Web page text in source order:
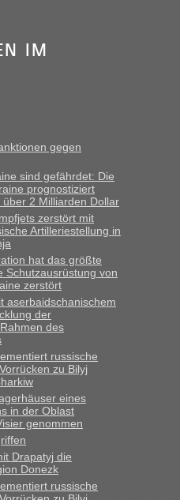
die Frau mit dabei ist.
immer unter
sagen dass das privat ist
So lange das nicht
das nicht neu sollte es
• Deklaration
ich hier richtig bin mit meiner
mit gebrauchter
in die Ukraine
Re: An welchem
und der Ukraine geht es am
wie geplant am Montag
los gegen 5 Uhr in der
super bis zur Grenze. Nur
• Re: An welchem
im
gegen
sind gefährdet: Die
prognostiziert
2 Milliarden Dollar
zerstört mit
Artilleriestellung in
hat das größte
Schutzausrüstung von
zerstört
aserbaidschanischem
der
des
russische
zu Bilyj
eines
in der Oblast
genommen
Drapatyj die
Donezk
russische